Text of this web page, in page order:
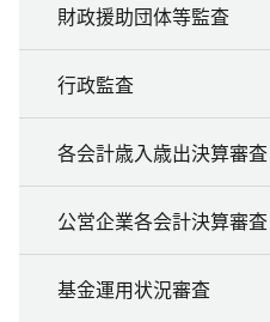
財政援助団体等監査
行政監査
各会計歳入歳出決算審査
公営企業各会計決算審査
基金運用状況審査